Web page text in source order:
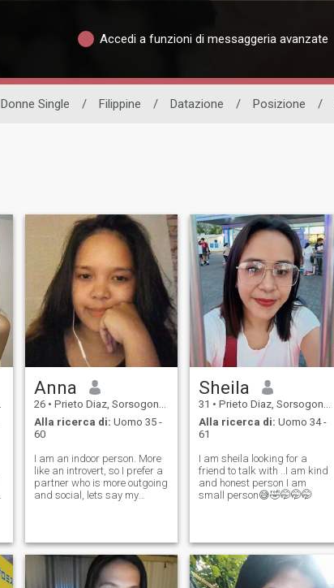
Accedi a funzioni di messaggeria avanzate
Donne Single / Filippine / Datazione / Posizione /
Anna
26 • Prieto Diaz, Sorsogon, Filippine
Alla ricerca di: Uomo 35 -
60
I am an indoor person. More
like an introvert, so I prefer a
partner who is more outgoing
and social, lets say my
Sheila
31 • Prieto Diaz, Sorsogon, Filippine
Alla ricerca di: Uomo 34 -
61
I am sheila looking for a
friend to talk with ..I am kind
and honest person I am
small person😅🤣🤭🤭🤭